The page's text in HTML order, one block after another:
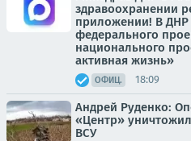
здравоохранении
приложении! В ДНР
федерального
национального
активная жизнь»
ОФИЦ. 18:09
Андрей Руденко:
«Центр»
ВСУ